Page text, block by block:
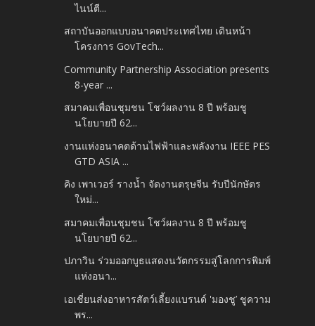
ไนน์ตี...
สถาบันออกแบบอนาคตประเทศไทย เดินหน้า
โครงการ GovTech...
Community Partnership Association presents
8-year ...
สมาคมเพื่อนชุมชน โชว์ผลงาน 8 ปี พร้อมชู
นโยบายปี 62...
งานแห่งอนาคตด้านไฟฟ้าและพลังงาน IEEE PES
GTD ASIA ...
คิง เพาเวอร์ รางน้ำ จัดงานตรุษจีน รับปีนักษัตร
ใหม่...
สมาคมเพื่อนชุมชน โชว์ผลงาน 8 ปี พร้อมชู
นโยบายปี 62...
ปภาวิน ร่วมออกบูธแสดงนวัตกรรมสู่โลกการพิมพ์
แห่งอนา...
เอเชี่ยนส่งอาหารสัตว์เลี้ยงแบรนด์ 'มองชู’ ชูความ
พร...